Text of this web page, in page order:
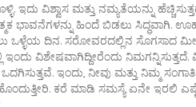
ಇದು ವಿಶ್ವಾಸ ಮತ್ತು ನಮ್ಯತೆಯನ್ನು
ಹಿಂದೆ ಬಿಡಲು ಸಿದ್ಧವಾಗಿ.
ಒಳ್ಳೆಯ ದಿನ. ಸರೋವರದಲ್ಲಿನ ಸೊಗಸಾದ
ವಿಶೇಷವಾಗಿದ್ದೀರೆಂದು ನಿಮಗನ್ನಿಸುತ್ತದೆ.
ಇಂದು, ನೀವು ಮತ್ತು ನಿಮ್ಮ
ಕರೆ ಮಾಡಿ ಸಮಸ್ಯೆ ಏನೇ ಇರಲಿ